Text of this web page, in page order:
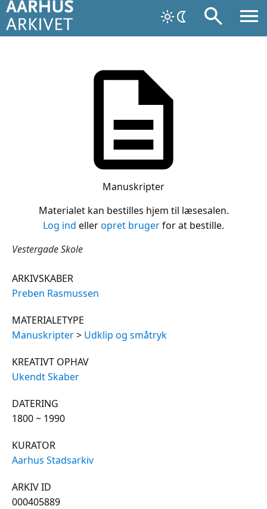
Manuskripter
Materialet kan bestilles hjem til læsesalen.
Log ind elleropret brugerfor at bestille.
Vestergade Skole
ARKIVSKABER
Preben Rasmussen
MATERIALETYPE
Manuskripter> Udklip og småtryk
KREATIVT OPHAV
Ukendt Skaber
DATERING
1800 ~ 1990
KURATOR
Aarhus Stadsarkiv
ARKIV ID
000405889